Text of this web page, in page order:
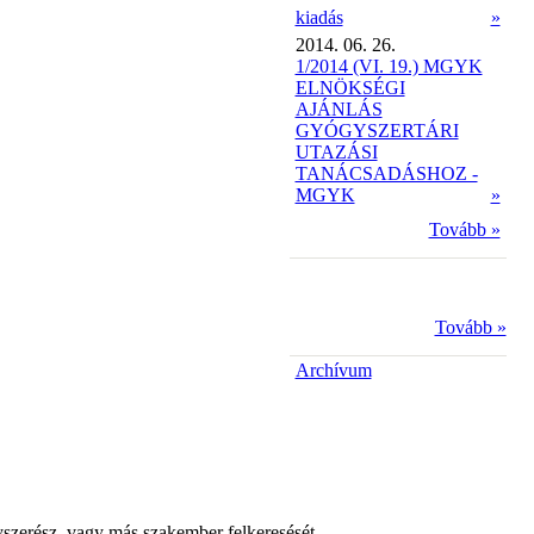
kiadás
»
2014. 06. 26.
1/2014 (VI. 19.) MGYK
ELNÖKSÉGI
AJÁNLÁS
GYÓGYSZERTÁRI
UTAZÁSI
TANÁCSADÁSHOZ -
MGYK
»
Tovább »
Tovább »
Archívum